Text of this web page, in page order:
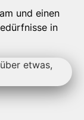
und einen
in